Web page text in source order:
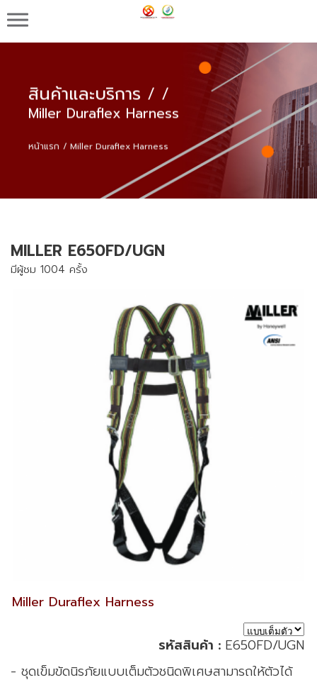
แป้งมันดัดแปร แป้งโมดิฟายด์สตาร์ช อุปกรณ์ความ
ปลอดภัย
สินค้าและบริการ / /
Miller Duraflex Harness
หน้าแรก Miller Duraflex Harness
MILLER E650FD/UGN
มีผู้ชม 1004 ครั้ง
Miller Duraflex Harness
รหัสสินค้า : E650FD/UGN
- ชุดเข็มขัดนิรภัยแบบเต็มตัวชนิดพิเศษสามารถให้ตัวได้